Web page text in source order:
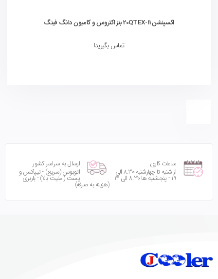
اکسپنشن 20QTEX-11 بنز اکتروس و کامیون دانگ فینگ
تماس بگیرید!
ساعات کاری
از شنبه تا چهارشنبه 8.30 الی
19 - پنجشنبه ها 8.30 الی 14
ارسال به سراسر کشور
اتوبوس (سریع) - تیپاکس و
پست (امنیت بالا) - باربری
(هزینه به صرفه)